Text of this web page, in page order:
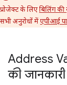
प्रोजेक्ट के लिएबिलिंग की
सभी अनुरोधों मेंएपीआई
Address
की